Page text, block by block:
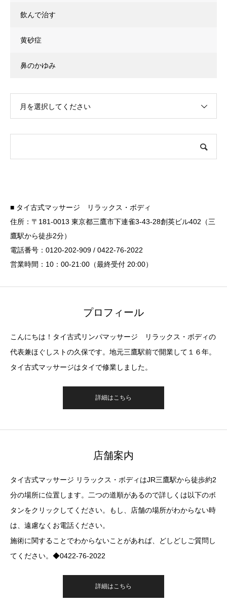
飲んで治す
黄砂症
鼻のかゆみ
月を選択してください
■ タイ古式マッサージ リラックス・ボディ
住所：〒181-0013 東京都三鷹市下連雀3-43-28創英ビル402（三
鷹駅から徒歩2分）
電話番号：0120-202-909 / 0422-76-2022
営業時間：10：00-21:00（最終受付 20:00）
プロフィール
こんにちは！タイ古式リンパマッサージ リラックス・ボディの
代表兼ほぐしストの久保です。地元三鷹駅前で開業して１６年。
タイ古式マッサージはタイで修業しました。
詳細はこちら
店舗案内
タイ古式マッサージ リラックス・ボディはJR三鷹駅から徒歩約2
分の場所に位置します。二つの道順があるので詳しくは以下のボ
タンをクリックしてください。もし、店舗の場所がわからない時
は、遠慮なくお電話ください。
施術に関することでわからないことがあれば、どしどしご質問し
てください。◆0422-76-2022
詳細はこちら